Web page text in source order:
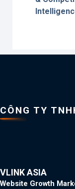
CÔNG TY
VLINK ASIA
Website Growth